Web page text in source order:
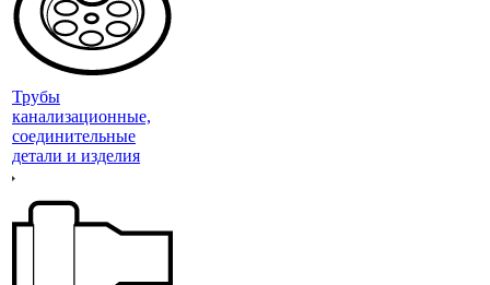
Трубы
канализационные,
соединительные
детали и изделия